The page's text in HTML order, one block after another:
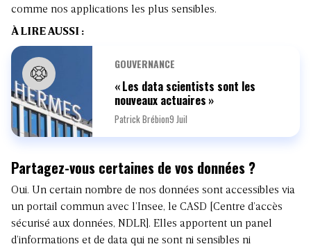
comme nos applications les plus sensibles.
À LIRE AUSSI :
GOUVERNANCE
« Les data scientists sont les
nouveaux actuaires »
Patrick Brébion9 Juil
Partagez-vous certaines de vos données ?
Oui. Un certain nombre de nos données sont accessibles via
un portail commun avec l’Insee, le CASD [Centre d’accès
sécurisé aux données, NDLR]. Elles apportent un panel
d’informations et de data qui ne sont ni sensibles ni